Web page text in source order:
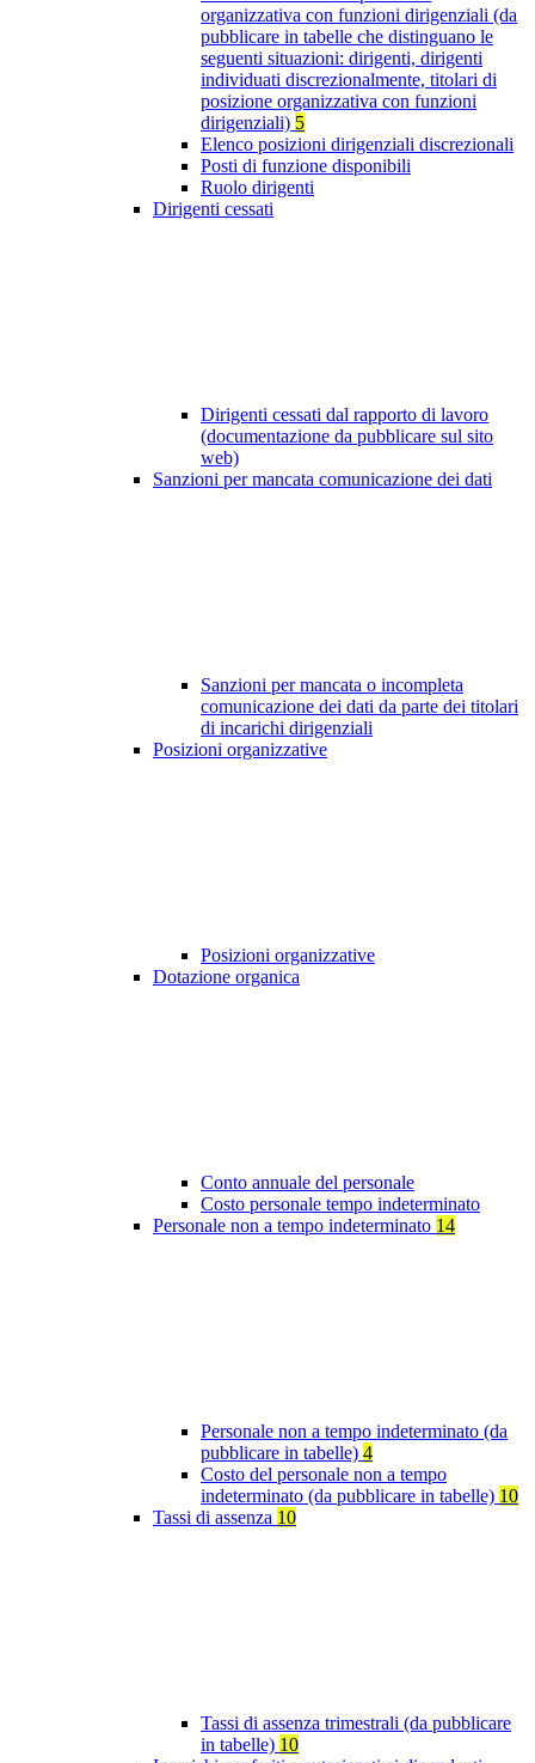
organizzativa con funzioni dirigenziali (da
pubblicare in tabelle che distinguano le
seguenti situazioni: dirigenti, dirigenti
individuati discrezionalmente, titolari di
posizione organizzativa con funzioni
dirigenziali) 5
Elenco posizioni dirigenziali discrezionali
Posti di funzione disponibili
Ruolo dirigenti
Dirigenti cessati
Dirigenti cessati dal rapporto di lavoro
(documentazione da pubblicare sul sito
web)
Sanzioni per mancata comunicazione dei dati
Sanzioni per mancata o incompleta
comunicazione dei dati da parte dei titolari
di incarichi dirigenziali
Posizioni organizzative
Posizioni organizzative
Dotazione organica
Conto annuale del personale
Costo personale tempo indeterminato
Personale non a tempo indeterminato 14
Personale non a tempo indeterminato (da
pubblicare in tabelle) 4
Costo del personale non a tempo
indeterminato (da pubblicare in tabelle) 10
Tassi di assenza 10
Tassi di assenza trimestrali (da pubblicare
in tabelle) 10